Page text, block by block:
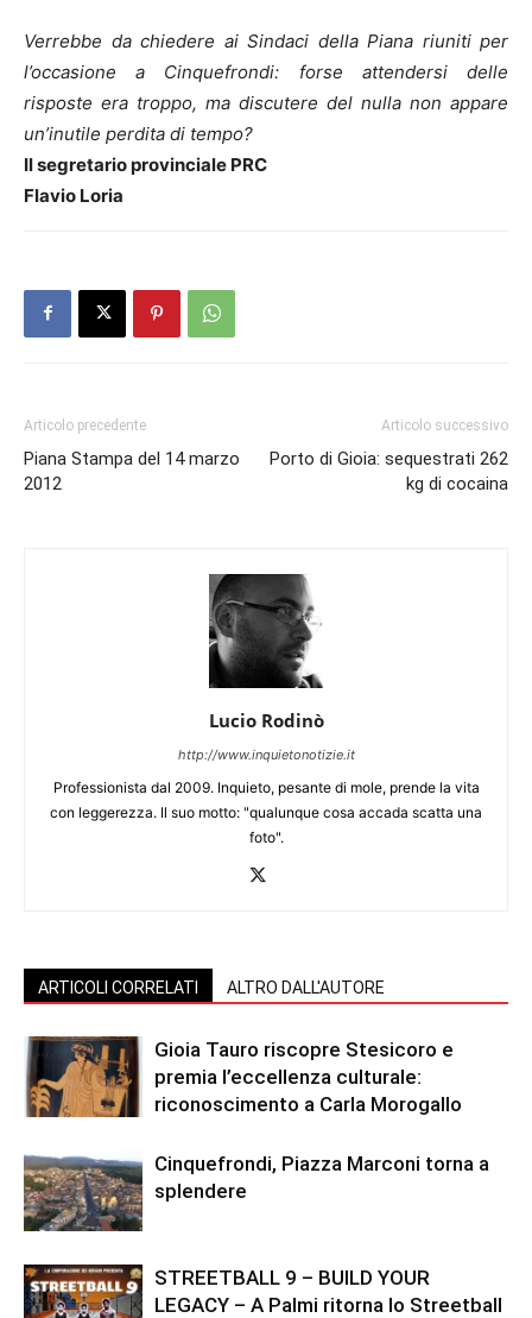
Verrebbe da chiedere ai Sindaci della Piana riuniti per
l’occasione a Cinquefrondi: forse attendersi delle
risposte era troppo, ma discutere del nulla non appare
un’inutile perdita di tempo?
Il segretario provinciale PRC
Flavio Loria
Articolo precedente
Piana Stampa del 14 marzo
2012
Articolo successivo
Porto di Gioia: sequestrati 262
kg di cocaina
Lucio Rodinò
http://www.inquietonotizie.it
Professionista dal 2009. Inquieto, pesante di mole, prende la vita
con leggerezza. Il suo motto: "qualunque cosa accada scatta una
foto".
ARTICOLI CORRELATI ALTRO DALL'AUTORE
Gioia Tauro riscopre Stesicoro e
premia l’eccellenza culturale:
riconoscimento a Carla Morogallo
Cinquefrondi, Piazza Marconi torna a
splendere
STREETBALL 9 – BUILD YOUR
LEGACY – A Palmi ritorna lo Streetball